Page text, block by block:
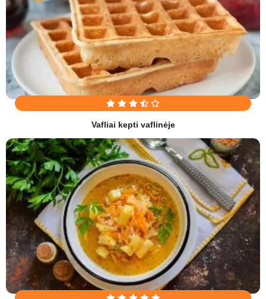
Vafliai kepti vaflinėje